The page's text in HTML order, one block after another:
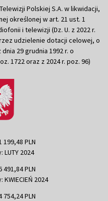
Polskiej S.A. w likwidacji,
określonej w art. 21 ust. 1
i telewizji (Dz. U. z 2022 r.
udzielenie dotacji celowej, o
29 grudnia 1992 r. o
1722 oraz z 2024 r. poz. 96)
PLN
2024
PLN
2024
PLN